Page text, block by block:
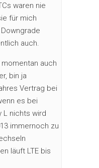
waren nie
für mich
auch.
auch
bin ja
Vertrag bei
es bei
L nichts wird
immernoch zu
läuft LTE bis